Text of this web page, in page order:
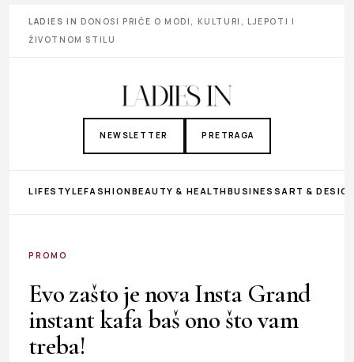
LADIES IN DONOSI PRIČE O MODI, KULTURI, LJEPOTI I
ŽIVOTNOM STILU
NEWSLETTER PRETRAGA
LIFESTYLEFASHIONBEAUTY & HEALTHBUSINESS ART &
PROMO
Evo zašto je nova Insta Grand
instant kafa baš ono što vam
treba!